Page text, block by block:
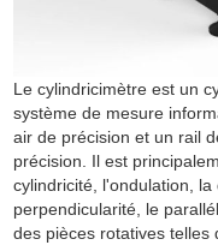
Le cylindricimètre est un
système de mesure
air de précision et un rail
précision. Il est
cylindricité, l'ondulation,
perpendicularité, le
des pièces rotatives telles